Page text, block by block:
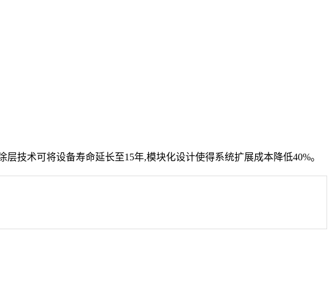
技术可将设备寿命延长至15年,模块化设计使得系统扩展成本降低40%。